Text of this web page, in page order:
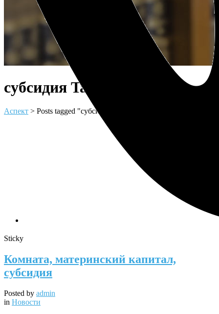
субсидия Tag
Аспект > Posts tagged "субсидия"
Sticky
Комната, материнский капитал,
субсидия
Posted by admin
in Новости